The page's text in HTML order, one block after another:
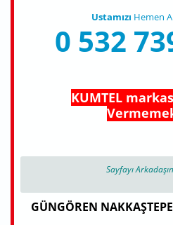
Ustamızı Hemen
0 532
KUMTEL
Sayfayı
GÜNGÖREN